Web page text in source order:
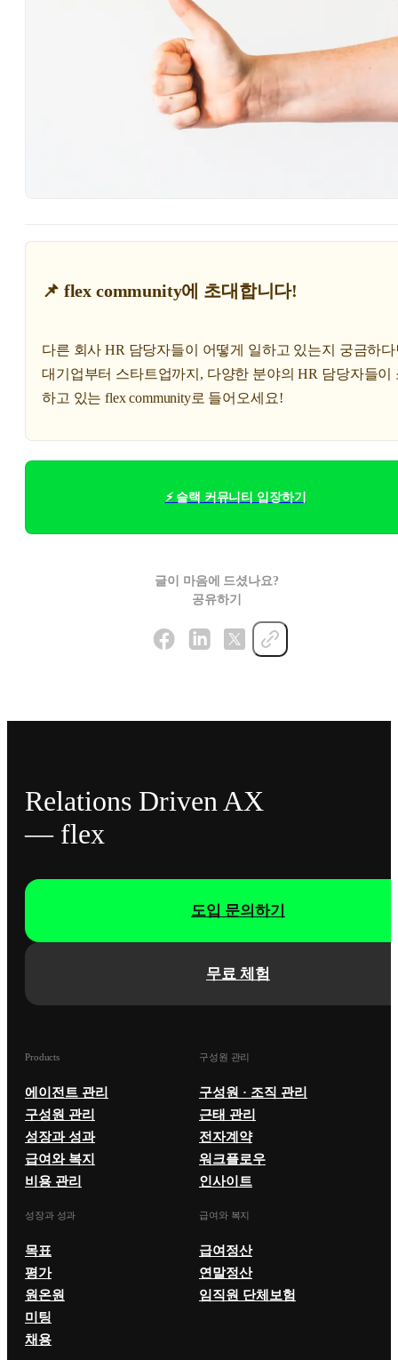
📌 flex community에 초대합니다!
다른 회사 HR 담당자들이 어떻게 일하고 있는지 궁금하다
대기업부터 스타트업까지, 다양한 분야의 HR 담당자들이
하고 있는 flex community로 들어오세요!
⚡ 슬랙 커뮤니티 입장하기
글이 마음에 드셨나요?
공유하기
Relations Driven AX
— flex
무료 체험
도입 문의하기
Products
에이전트 관리
구성원 관리
성장과 성과
급여와 복지
비용 관리
구성원 관리
구성원 · 조직 관리
근태 관리
전자계약
워크플로우
인사이트
성장과 성과
목표
평가
원온원
미팅
채용
급여와 복지
급여정산
연말정산
임직원 단체보험